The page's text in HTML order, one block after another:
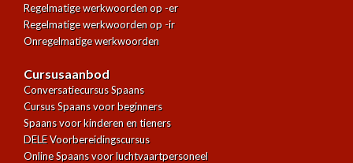
Regelmatige werkwoorden op -er
Regelmatige werkwoorden op -ir
Onregelmatige werkwoorden
Cursusaanbod
Conversatiecursus Spaans
Cursus Spaans voor beginners
Spaans voor kinderen en tieners
DELE Voorbereidingscursus
Online Spaans voor luchtvaartpersoneel